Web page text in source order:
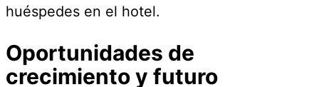
huéspedes en el hotel.
Oportunidades de
crecimiento y futuro